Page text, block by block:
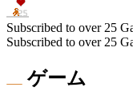
Subscribed to over 25
Subscribed to over 25
ゲーム